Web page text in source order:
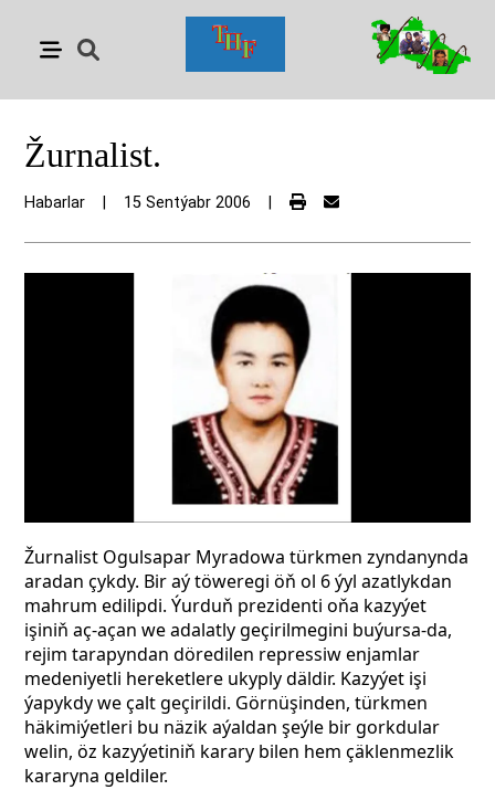
Žurnalist.
Habarlar 15 Sentýabr 2006
Žurnalist Ogulsapar Myradowa türkmen zyndanynda
aradan çykdy. Bir aý töweregi öň ol 6 ýyl azatlykdan
mahrum edilipdi. Ýurduň prezidenti oňa kazyýet
işiniň aç-açan we adalatly geçirilmegini buýursa-da,
rejim tarapyndan döredilen repressiw enjamlar
medeniyetli hereketlere ukyply däldir. Kazyýet işi
ýapykdy we çalt geçirildi. Görnüşinden, türkmen
häkimiýetleri bu näzik aýaldan şeýle bir gorkdular
welin, öz kazyýetiniň karary bilen hem çäklenmezlik
kararyna geldiler.